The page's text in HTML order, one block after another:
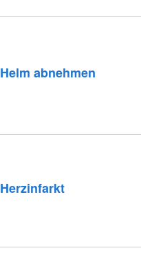
Helm abnehmen
Herzinfarkt